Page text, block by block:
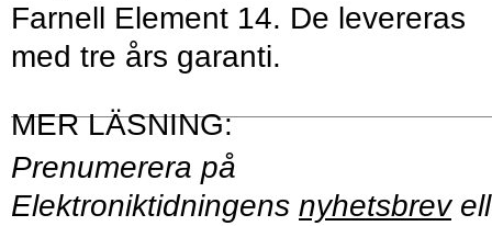
Farnell Element 14. De levereras
med tre års garanti.
Prenumerera på
Elektroniktidningens nyhetsbrev